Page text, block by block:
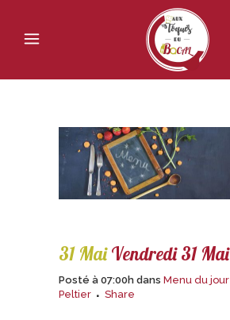
31 MaiVendredi 31 Mai
Posté à 07:00h dans Menu du jour
Peltier
Share